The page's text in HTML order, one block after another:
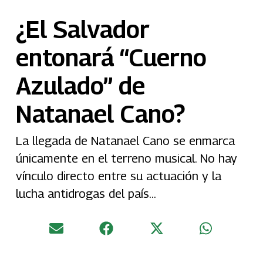
¿El Salvador
entonará “Cuerno
Azulado” de
Natanael Cano?
La llegada de Natanael Cano se enmarca
únicamente en el terreno musical. No hay
vínculo directo entre su actuación y la
lucha antidrogas del país...